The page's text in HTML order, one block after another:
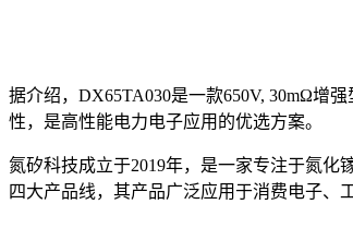
据介绍，DX65TA030是一款650V, 30mΩ增
性，是高性能电力电子应用的优选方案。
氮矽科技成立于2019年，是一家专注于氮化
四大产品线，其产品广泛应用于消费电子、